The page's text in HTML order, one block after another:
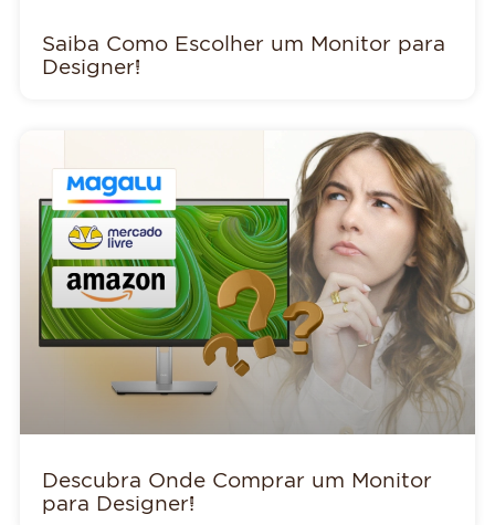
Saiba Como Escolher um Monitor para
Designer!
Descubra Onde Comprar um Monitor
para Designer!